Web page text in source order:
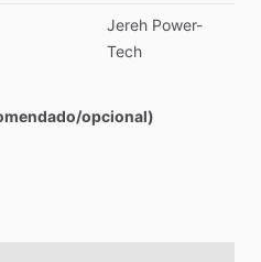
Jereh Power-
Tech
opcional)